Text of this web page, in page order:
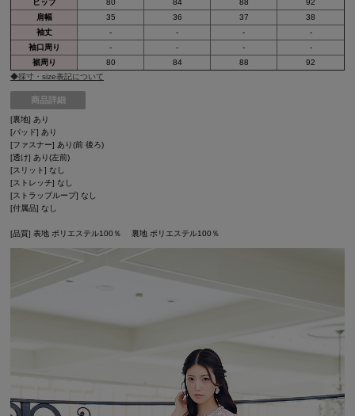
ヒップ 80 84 88
92
肩幅
35 36 37
38
袖丈
- - -
-
袖口周り
- - -
-
裾周り
80 84 88
92
◆採寸・size表記について
商品詳細
[裏地] あり
[パッド] あり
[ファスナー] あり(前 後ろ)
[透け] あり(左前)
[スリット] なし
[ストレッチ] なし
[ストラップループ] なし
[付属品] なし
[品質] 表地 ポリエステル100％ 裏地 ポリエステル100％